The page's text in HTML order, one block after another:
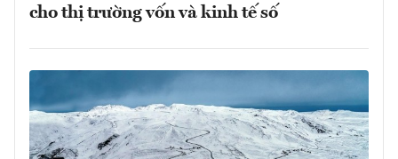
cho thị trường vốn và kinh tế số